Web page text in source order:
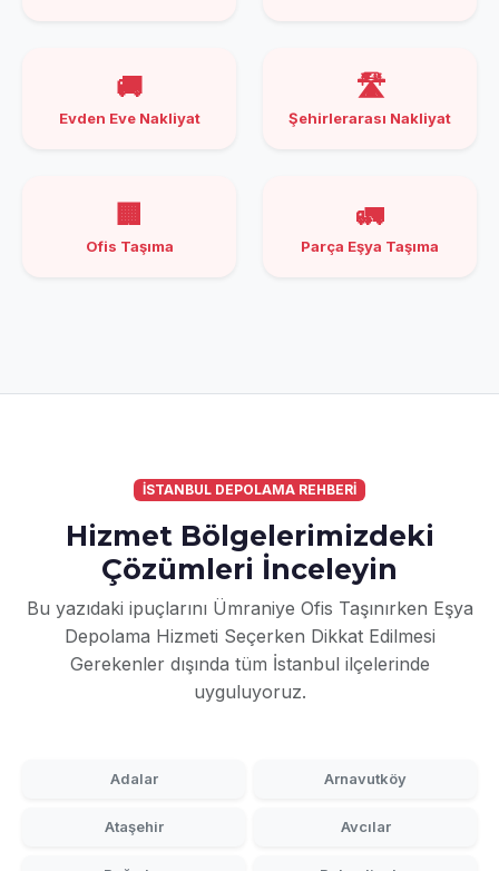
🚚
Evden Eve Nakliyat
🛣️
Şehirlerarası Nakliyat
🏢
Ofis Taşıma
🚛
Parça Eşya Taşıma
İSTANBUL DEPOLAMA REHBERİ
Hizmet Bölgelerimizdeki
Çözümleri İnceleyin
Bu yazıdaki ipuçlarını Ümraniye Ofis Taşınırken Eşya
Depolama Hizmeti Seçerken Dikkat Edilmesi
Gerekenler dışında tüm İstanbul ilçelerinde
uyguluyoruz.
Adalar Arnavutköy
Ataşehir Avcılar